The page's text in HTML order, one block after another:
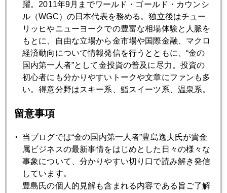
2021年03月26日
米成人接種開始の高揚感、テーパリングも早まるか
2021年03月25日
バイデン氏は株高を素直に歓迎するか
揺れるドル金利、平定役は「日本頼み」の様相も
2021年03月23日
バイデン政権３兆ドル第二弾浮上、増税も争点に
躍。2011年9月までワールド・ゴールド・カウンシ
ル（WGC）の日本代表を務める。独立後はチュー
リッヒやニューヨークでの豊富な相場体験と人脈を
もとに、自由な立場から金市場や国際金融、マクロ
経済動向について情報発信を行うとともに、“金の
国内第一人者”として金投資の普及に尽力。投資の
初心者にも分かりやすいトークや文章にファンも多
い。得意分野はスキー系、鮨スイーツ系、温泉系。
留意事項
当ブログでは“金の国内第一人者”豊島逸夫氏が貴金
属ビジネスの最新事情をはじめとした日々の様々な
事象について、分かりやすい切り口で読み解き発信
しています。
豊島氏の個人的見解も含まれる内容である旨ご了解